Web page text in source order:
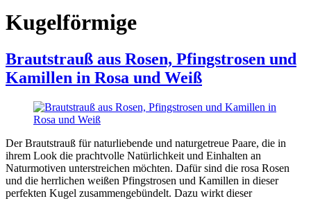
Kugelförmige
Brautstrauß aus Rosen, Pfingstrosen und
Kamillen in Rosa und Weiß
Der Brautstrauß für naturliebende und naturgetreue Paare, die in
ihrem Look die prachtvolle Natürlichkeit und Einhalten an
Naturmotiven unterstreichen möchten. Dafür sind die rosa Rosen
und die herrlichen weißen Pfingstrosen und Kamillen in dieser
perfekten Kugel zusammengebündelt. Dazu wirkt dieser